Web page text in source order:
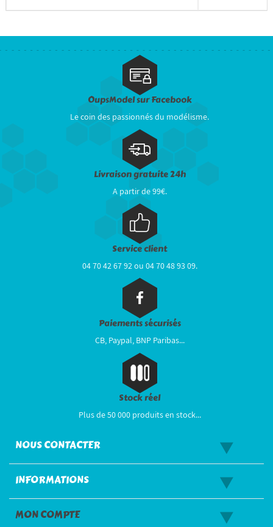
OupsModel sur Facebook
Le coin des passionnés du modélisme.
Livraison gratuite 24h
A partir de 99€.
Service client
04 70 42 67 92 ou 04 70 48 93 09.
Paiements sécurisés
CB, Paypal, BNP Paribas...
Stock réel
Plus de 50 000 produits en stock...
NOUS CONTACTER
INFORMATIONS
MON COMPTE